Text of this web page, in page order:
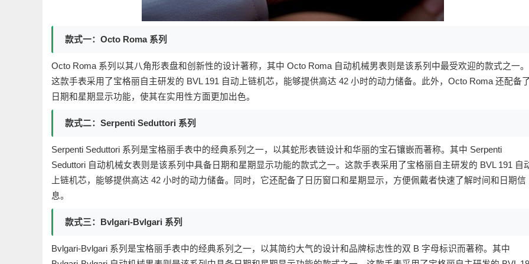
款式一：Octo Roma 系列
Octo Roma 系列以其八角形表盘和创新性的设计著称，其中 Octo Roma 自动机械男表则是该系列中最受欢迎的款式之一。
这款手表采用了宝格丽自主研发的 BVL 191 自动上链机芯，能够提供高达 42 小时的动力储备。此外，Octo Roma 还配备了
日期和星期显示功能，使其在实用性方面更加出色。
款式二：Serpenti Seduttori 系列
Serpenti Seduttori 系列是宝格丽手表中的经典系列之一，以其蛇形表链设计和华丽的宝石镶嵌而著称。其中 Serpenti
Seduttori 自动机械女表则是该系列中具备日期和星期显示功能的款式之一。这款手表采用了宝格丽自主研发的 BVL 191 自
上链机芯，能够提供高达 42 小时的动力储备。同时，它还配备了日历窗口和星期显示，方便佩戴者快速了解时间和日期信
息。
款式三：Bvlgari-Bvlgari 系列
Bvlgari-Bvlgari 系列是宝格丽手表中的经典系列之一，以其简约大气的设计和品牌标志性的双 B 字母标识而著称。其中